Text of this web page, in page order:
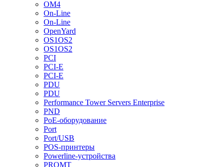
OM4
On-Line
On-Line
OpenYard
OS1OS2
OS1OS2
PCI
PCI-E
PCI-E
PDU
PDU
Performance Tower Servers Enterprise
PND
PoE-оборудование
Port
Port/USB
POS-принтеры
Powerline-устройства
PROMT